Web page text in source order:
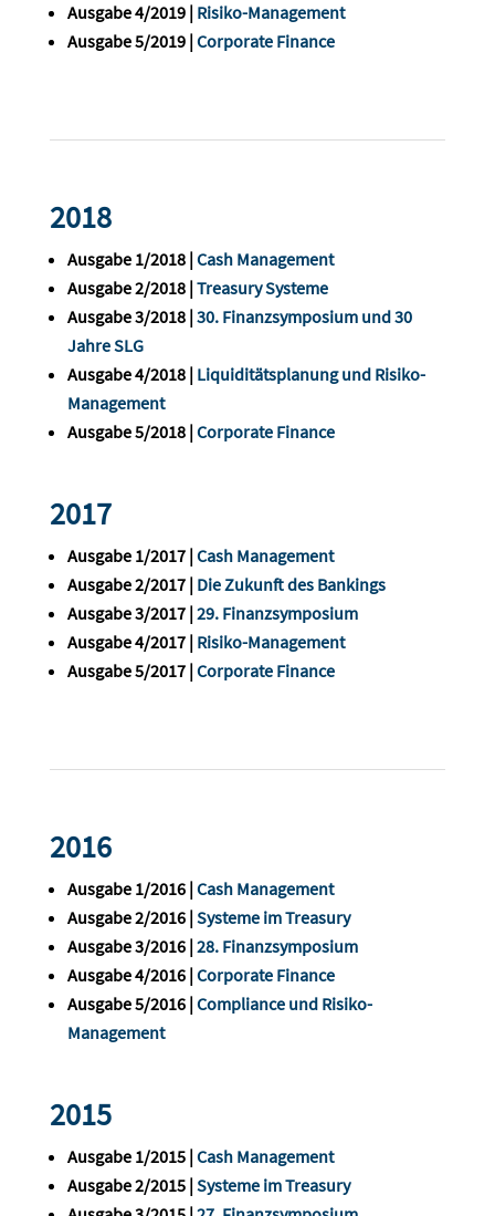
Ausgabe 4/2019 | Risiko-Management
Ausgabe 5/2019 | Corporate Finance
2018
Ausgabe 1/2018 | Cash Management
Ausgabe 2/2018 | Treasury Systeme
Ausgabe 3/2018 | 30. Finanzsymposium und 30
Jahre SLG
Ausgabe 4/2018 | Liquiditätsplanung und Risiko-
Management
Ausgabe 5/2018 | Corporate Finance
2017
Ausgabe 1/2017 | Cash Management
Ausgabe 2/2017 | Die Zukunft des Bankings
Ausgabe 3/2017 | 29. Finanzsymposium
Ausgabe 4/2017 | Risiko-Management
Ausgabe 5/2017 | Corporate Finance
2016
Ausgabe 1/2016 | Cash Management
Ausgabe 2/2016 | Systeme im Treasury
Ausgabe 3/2016 | 28. Finanzsymposium
Ausgabe 4/2016 | Corporate Finance
Ausgabe 5/2016 | Compliance und Risiko-
Management
2015
Ausgabe 1/2015 | Cash Management
Ausgabe 2/2015 | Systeme im Treasury